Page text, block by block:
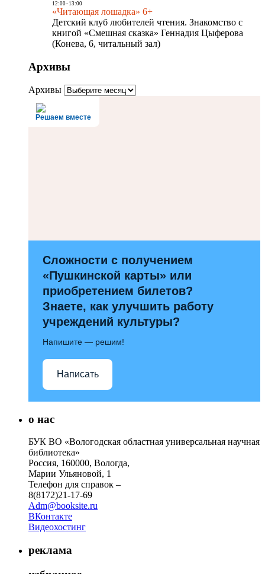
12:00- 13:00
«Читающая лошадка» 6+
Детский клуб любителей чтения. Знакомство с
книгой «Смешная сказка» Геннадия Цыферова
(Конева, 6, читальный зал)
Архивы
Архивы
Решаем вместе
Сложности с получением
«Пушкинской карты» или
приобретением билетов?
Знаете, как улучшить работу
учреждений культуры?
Напишите — решим!
Написать
о нас
БУК ВО «Вологодская областная универсальная научная
библиотека»
Россия, 160000, Вологда,
Марии Ульяновой, 1
Телефон для справок –
8(8172)21-17-69
Adm@booksite.ru
ВКонтакте
Видеохостинг
реклама